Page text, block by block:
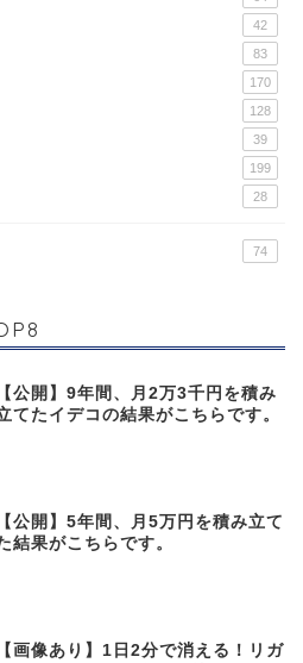
42
83
170
128
39
199
28
74
【公開】9年間、月2万3千円を積み
てたイデコの結果がこちらです。
【公開】5年間、月5万円を積み立て
結果がこちらです。
【画像あり】1日2分で消える！リガ